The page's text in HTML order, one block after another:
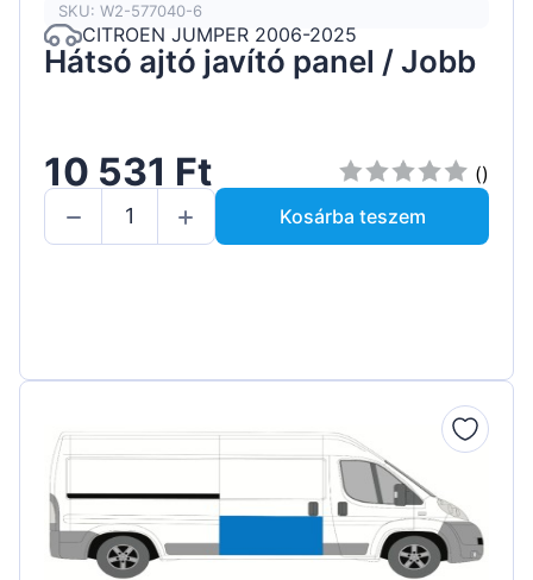
SKU: W2-577040-6
CITROEN JUMPER 2006-2025
Hátsó ajtó javító panel / Jobb
10 531 Ft
()
Kosárba teszem